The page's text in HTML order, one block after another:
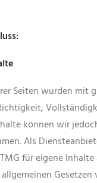
Seiten wurden mit
können wir
Als
für eigene